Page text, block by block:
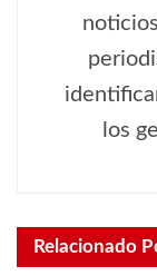
los
Relacionado